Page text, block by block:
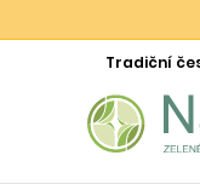
Tradiční